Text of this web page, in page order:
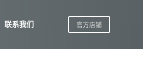
联系我们 官方店铺